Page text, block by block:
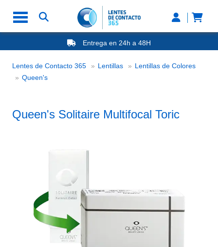
Entrega en 24h a 48H
-20% Gafas de Lectura
Nº1 en Opinión de los Clientes
Lentes de Contacto 365 Lentillas
Lentillas de Colores
Queen'sQueen's Solitaire Multifocal Toric
Queen's Solitaire Multifocal Toric